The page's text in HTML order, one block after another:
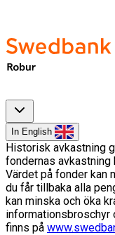
In English
Historisk avkastning
fondernas avkastning
Värdet på fonder kan
du får tillbaka alla
kan minska och öka
informationsbroschyr
finns på